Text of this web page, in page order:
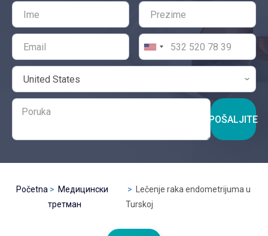
POŠALJITE
Početna
Медицински
третман
Lečenje raka endometrijuma u
Turskoj